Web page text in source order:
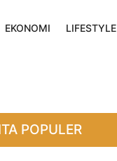
EKONOMI LIFESTYLE
POPULER